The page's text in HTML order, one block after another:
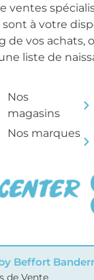
ventes
à votre
de vos achats,
liste de
Nos
magasins
Nos marques
Beffort
de Vente